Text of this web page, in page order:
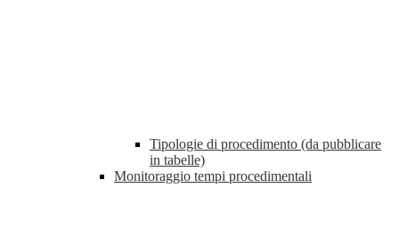
Tipologie di procedimento (da pubblicare
in tabelle)
Monitoraggio tempi procedimentali